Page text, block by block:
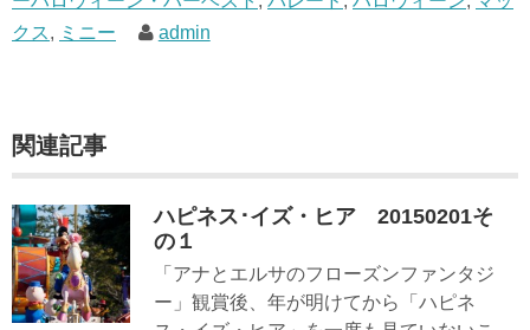
クス, ミニー admin
関連記事
ハピネス･イズ・ヒア 20150201そ
の１
「アナとエルサのフローズンファンタジ
ー」観賞後、年が明けてから「ハピネ